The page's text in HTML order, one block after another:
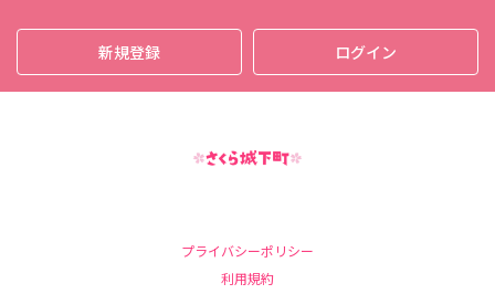
新規登録 ログイン
プライバシーポリシー
利用規約